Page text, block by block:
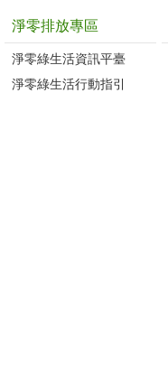
淨零排放專區
淨零綠生活資訊平臺
淨零綠生活行動指引